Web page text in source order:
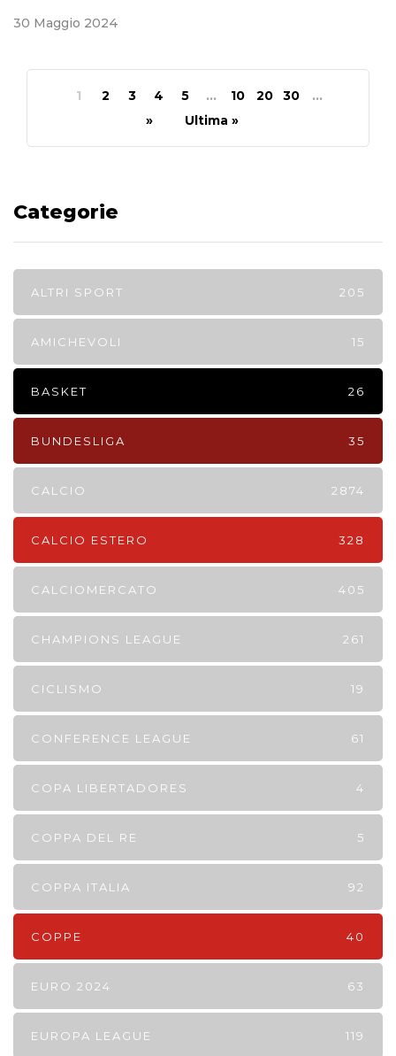
30 Maggio 2024
1 2 3 4 5 ... 10 20 30
...
»
Ultima »
Categorie
ALTRI SPORT 205
AMICHEVOLI 15
BASKET 26
BUNDESLIGA 35
CALCIO 2874
CALCIO ESTERO 328
CALCIOMERCATO 405
CHAMPIONS LEAGUE 261
CICLISMO 19
CONFERENCE LEAGUE 61
COPA LIBERTADORES 4
COPPA DEL RE 5
COPPA ITALIA 92
COPPE 40
EURO 2024 63
EUROPA LEAGUE 119